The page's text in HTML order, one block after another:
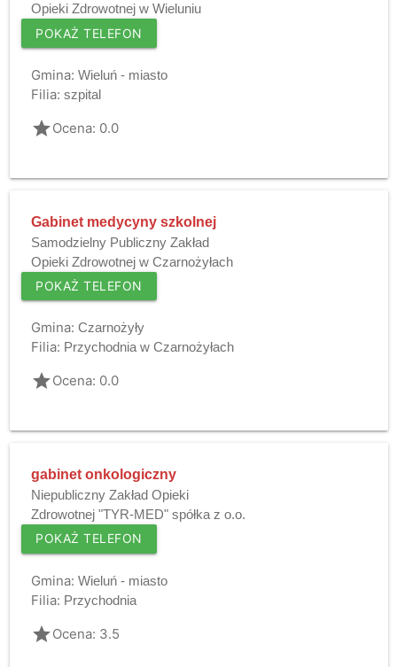
Opieki Zdrowotnej w Wieluniu
POKAŻ TELEFON
Gmina: Wieluń - miasto
Filia: szpital
gradeOcena: 0.0
Gabinet medycyny szkolnej
Samodzielny Publiczny Zakład
Opieki Zdrowotnej w Czarnożyłach
POKAŻ TELEFON
Gmina: Czarnożyły
Filia: Przychodnia w Czarnożyłach
gradeOcena: 0.0
gabinet onkologiczny
Niepubliczny Zakład Opieki
Zdrowotnej "TYR-MED" spółka z o.o.
POKAŻ TELEFON
Gmina: Wieluń - miasto
Filia: Przychodnia
gradeOcena: 3.5